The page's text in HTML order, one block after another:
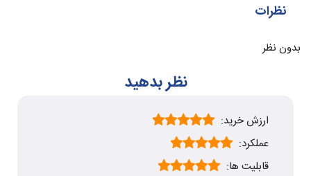
نظرات
بدون نظر
نظر بدهید
ارزش خرید:
عملکرد:
قابلیت ها: